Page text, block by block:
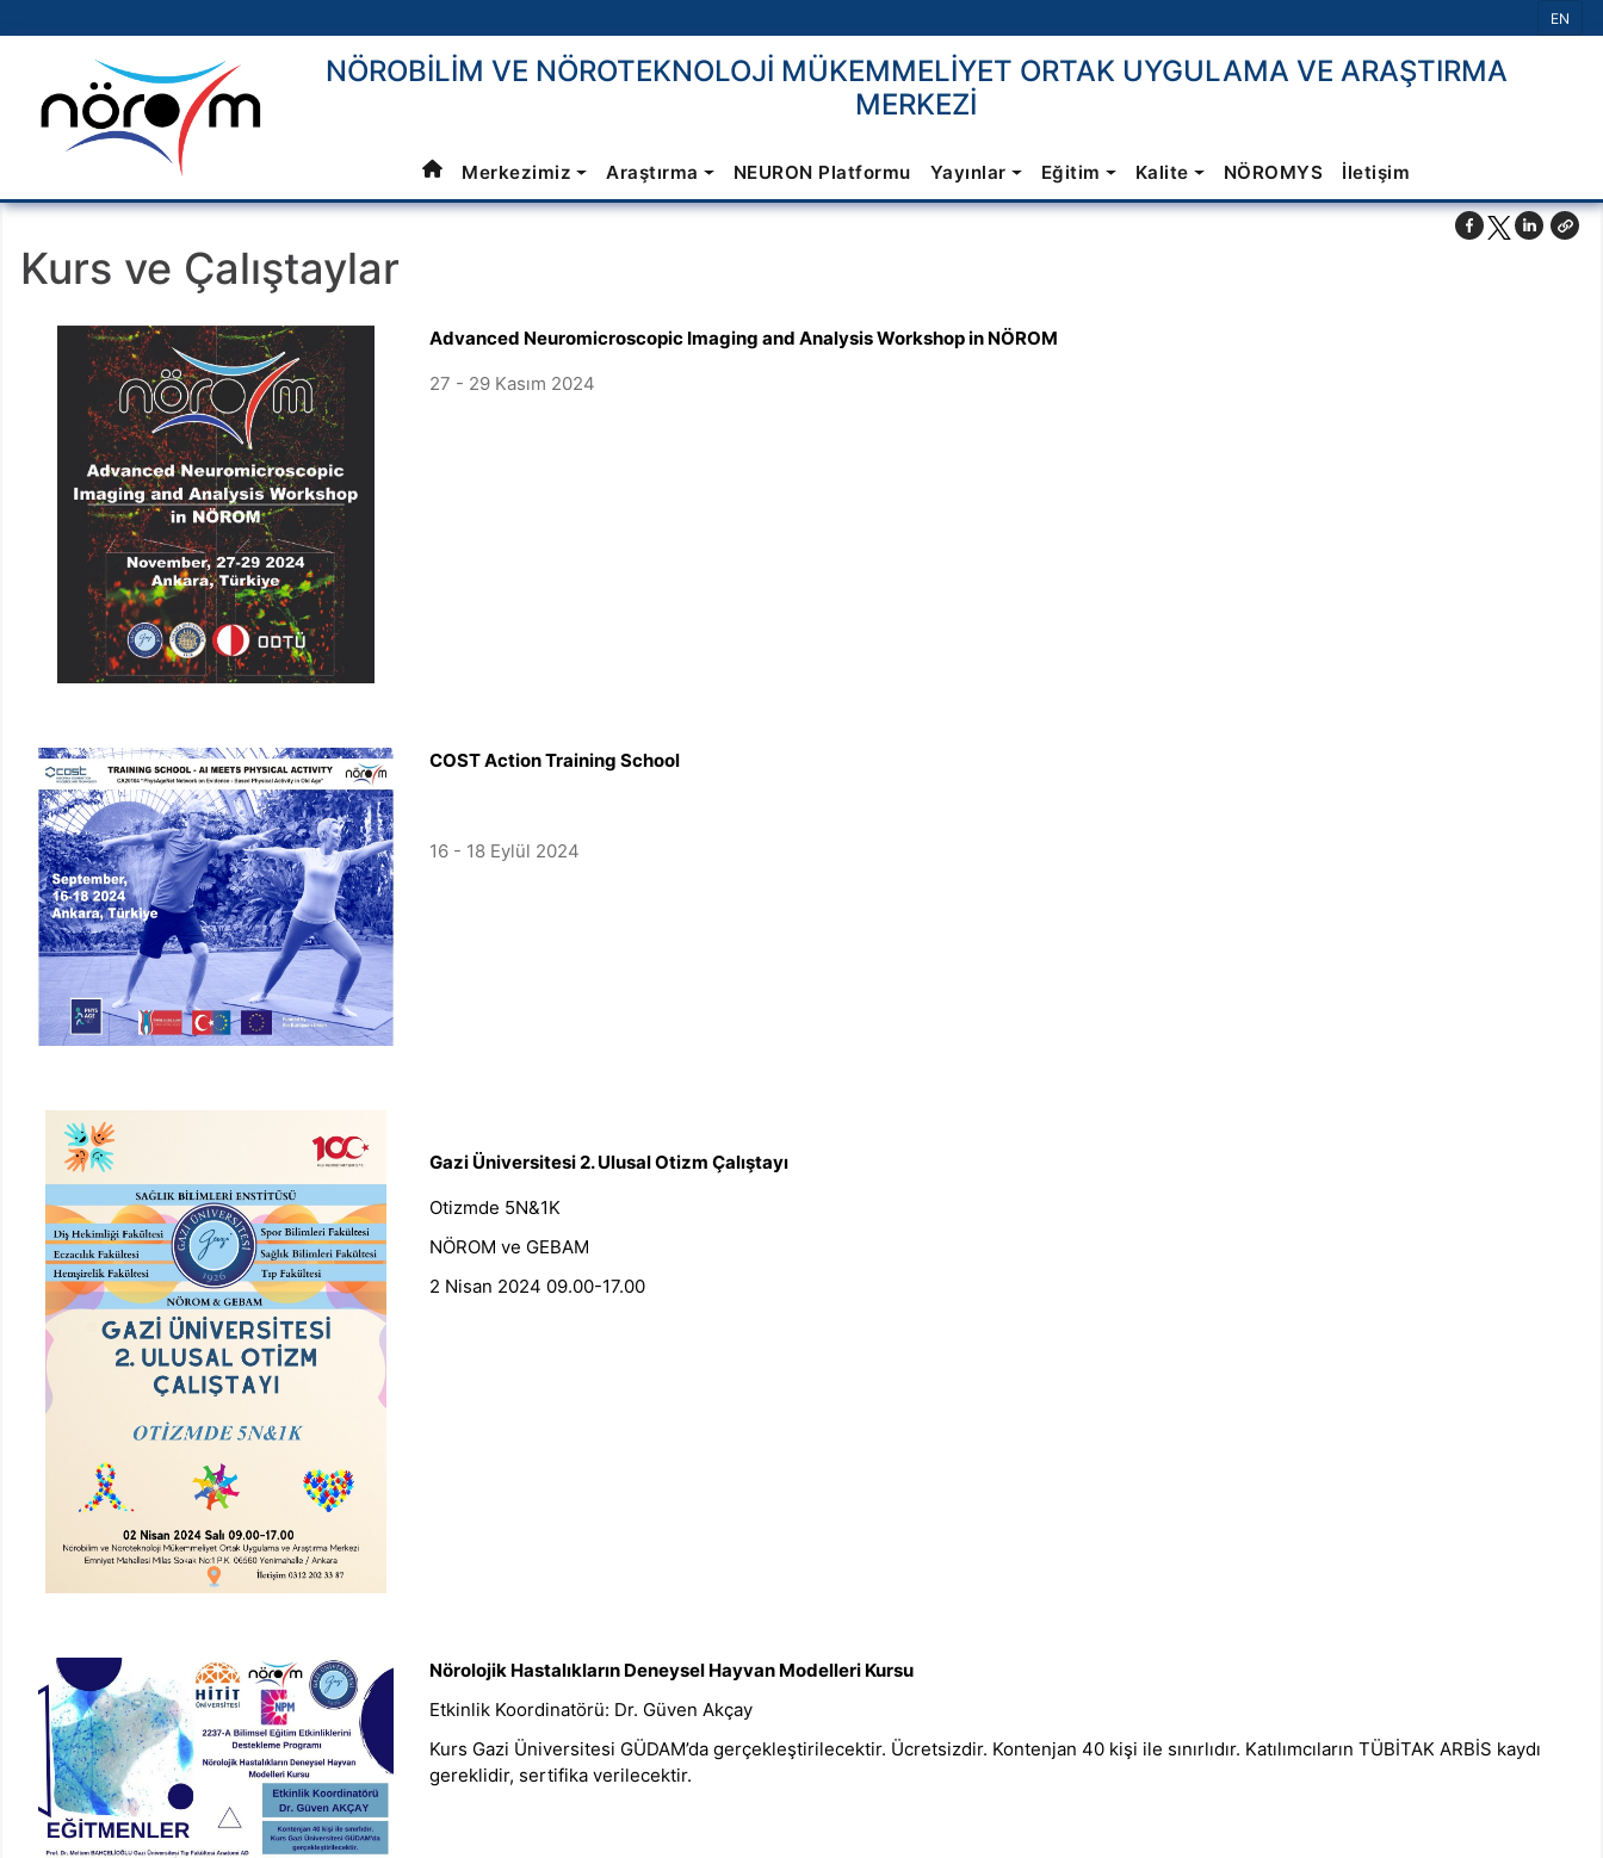
Dil
EN
NÖROBİLİM VE NÖROTEKNOLOJİ MÜKEMMELİYET ORTAK UYGULAMA VE ARAŞTIRMA
MERKEZİ
Merkezimiz Araştırma NEURON Platformu Yayınlar Eğitim Kalite NÖROMYS İletişim
Kurs ve Çalıştaylar
Advanced Neuromicroscopic Imaging and Analysis Workshop in NÖROM
27 - 29 Kasım 2024
COST Action Training School
16 - 18 Eylül 2024
Gazi Üniversitesi 2. Ulusal Otizm Çalıştayı
Otizmde 5N&1K
NÖROM ve GEBAM
2 Nisan 2024 09.00-17.00
Nörolojik Hastalıkların Deneysel Hayvan Modelleri Kursu
Etkinlik Koordinatörü: Dr. Güven Akçay
Kurs Gazi Üniversitesi GÜDAM’da gerçekleştirilecektir. Ücretsizdir. Kontenjan 40 kişi ile sınırlıdır. Katılımcıların TÜBİTAK ARBİS kaydı
gereklidir, sertifika verilecektir.